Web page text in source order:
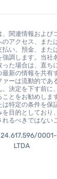
関連情報および
アクセス、また
い、預金、また
調します。当社
た場合は、直ち
新の情報を共有
ーは流動的であ
決定を下す前に
とをお勧めしま
特定の条件を保
目的としており
るべきではない
0001-
LTDA